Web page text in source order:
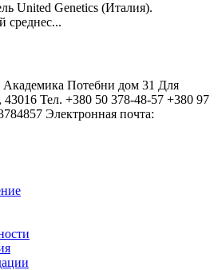
United Genetics (Италия).
среднес...
Академика Потебни дом 31 Для
Тел. +380 50 378-48-57 +380 97
Электронная почта: